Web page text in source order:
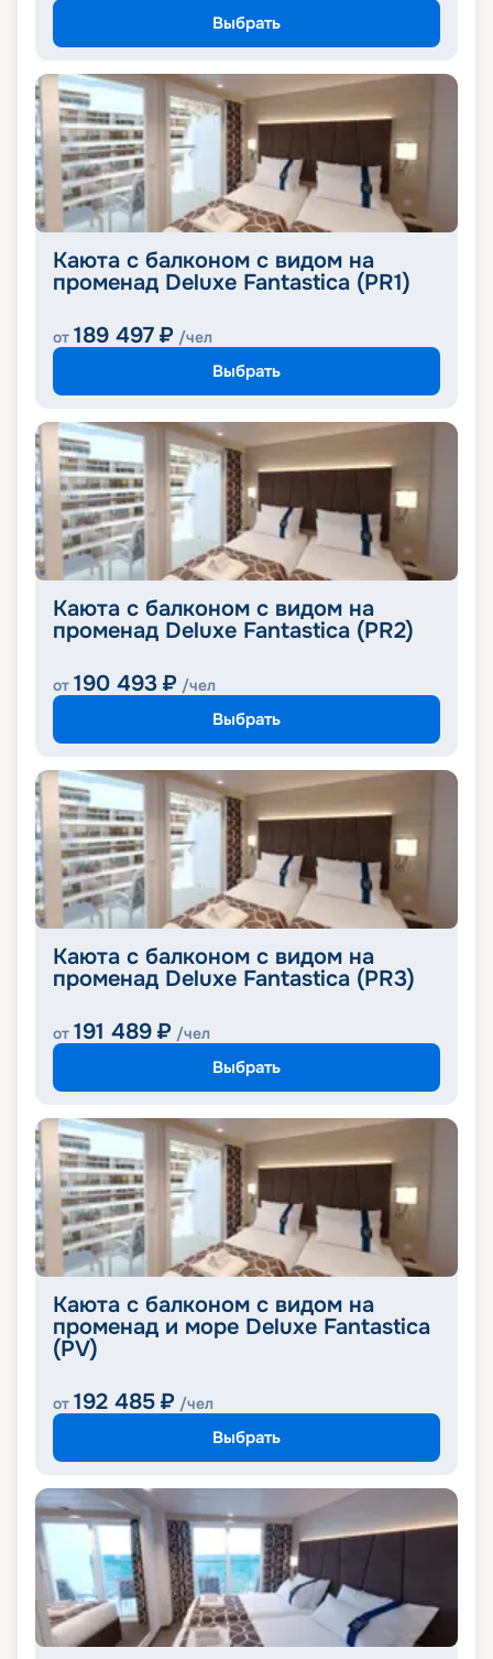
Выбрать
Каюта с балконом с видом на
променад Deluxe Fantastica (PR1)
от 189 497 ₽ /чел
Выбрать
Каюта с балконом с видом на
променад Deluxe Fantastica (PR2)
от 190 493 ₽ /чел
Выбрать
Каюта с балконом с видом на
променад Deluxe Fantastica (PR3)
от 191 489 ₽ /чел
Выбрать
Каюта с балконом с видом на
променад и море Deluxe Fantastica
(PV)
от 192 485 ₽ /чел
Выбрать